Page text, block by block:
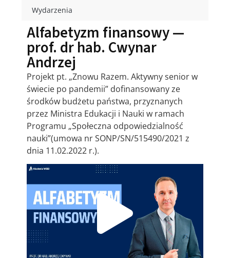
Wydarzenia
Alfabetyzm finansowy —
prof. dr hab. Cwynar
Andrzej
Projekt pt. „Znowu Razem. Aktywny senior w
świecie po pandemii” dofinansowany ze
środków budżetu państwa, przyznanych
przez Ministra Edukacji i Nauki w ramach
Programu „Społeczna odpowiedzialność
nauki”(umowa nr SONP/SN/515490/2021 z
dnia 11.02.2022 r.).